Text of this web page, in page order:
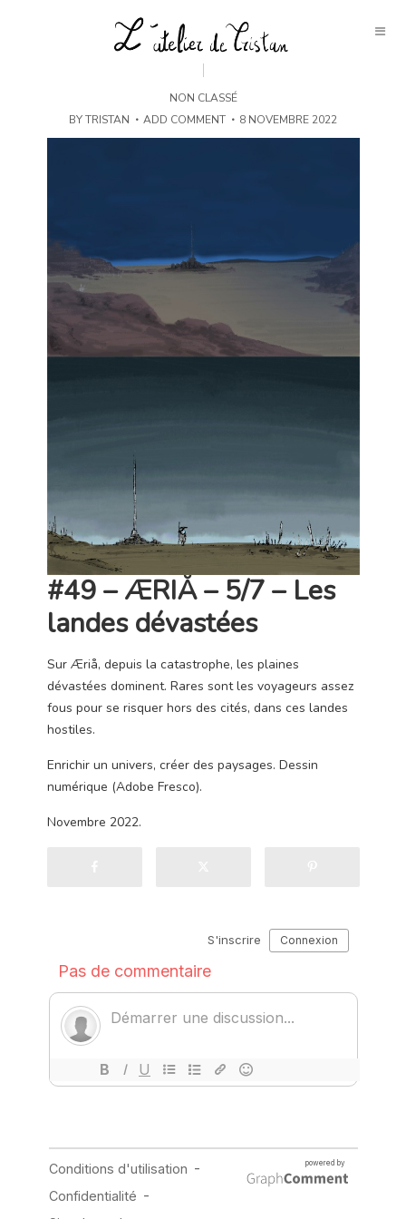
NON CLASSÉ
BYTRISTAN ADD COMMENT 8 NOVEMBRE 2022
#49 – ÆRIÅ – 5/7 –Les
landes dévastées
Sur Æriå, depuis la catastrophe, les plaines
dévastées dominent. Rares sont les voyageurs assez
fous pour se risquer hors des cités, dans ces landes
hostiles.
Enrichir un univers, créer des paysages. Dessin
numérique (Adobe Fresco).
Novembre 2022.